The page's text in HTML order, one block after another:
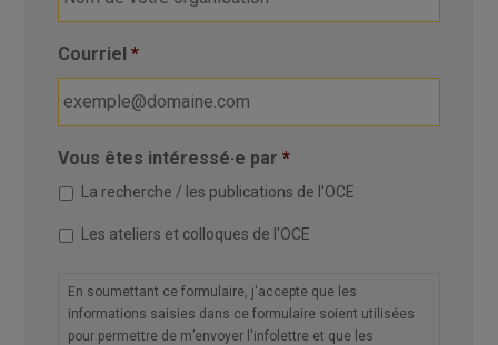
Courriel *
Vous êtes intéressé·e par *
La recherche / les publications de l'OCE
Les ateliers et colloques de l'OCE
C
o
En soumettant ce formulaire, j'accepte que les
informations saisies dans ce formulaire soient utilisées
pour permettre de m’envoyer l'infolettre et que les